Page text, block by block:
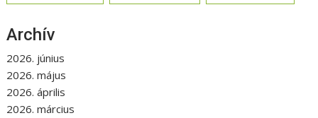
Archív
2026. június
2026. május
2026. április
2026. március